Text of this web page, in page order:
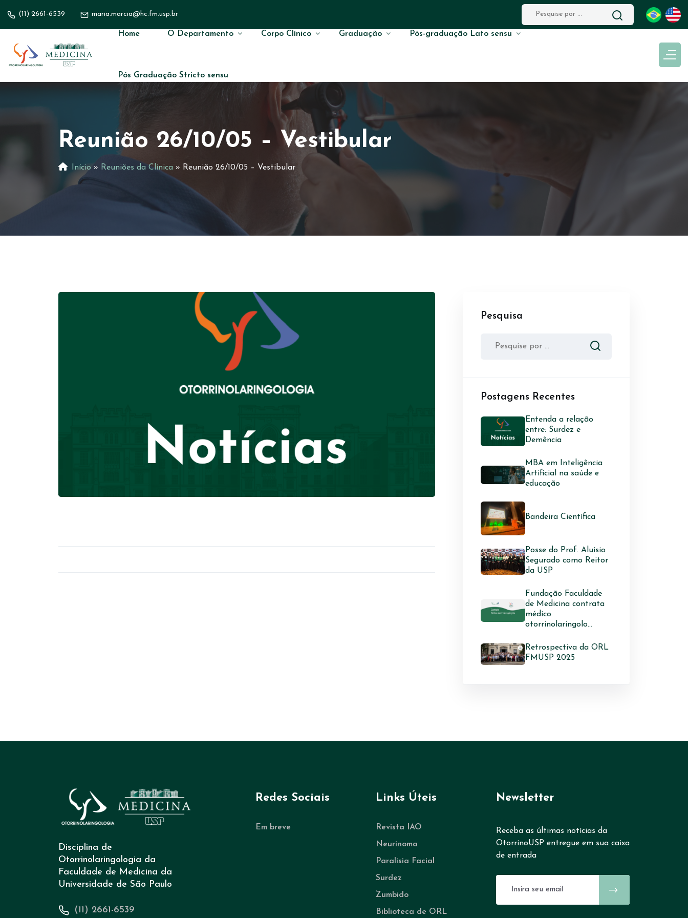
(11) 2661-6539 maria.marcia@hc.fm.usp.br
Home O Departamento Corpo Clínico Graduação Pós-graduação Lato sensu
Pós Graduação Stricto sensu
Reunião 26/10/05 – Vestibular
Início » Reuniões da Clínica » Reunião 26/10/05 – Vestibular
Pesquisa
Postagens Recentes
Entenda a relação
entre: Surdez e
Demência
MBA em Inteligência
Artificial na saúde e
educação
Bandeira Científica
Posse do Prof. Aluisio
Segurado como Reitor
da USP
Fundação Faculdade
de Medicina contrata
médico
otorrinolaringolo...
Retrospectiva da ORL
FMUSP 2025
Disciplina de
Otorrinolaringologia da
Faculdade de Medicina da
Universidade de São Paulo
(11) 2661-6539
Redes Sociais
Em breve
Links Úteis
Revista IAO
Neurinoma
Paralisia Facial
Surdez
Zumbido
Biblioteca de ORL
Newsletter
Receba as últimas notícias da
OtorrinoUSP entregue em sua caixa
de entrada